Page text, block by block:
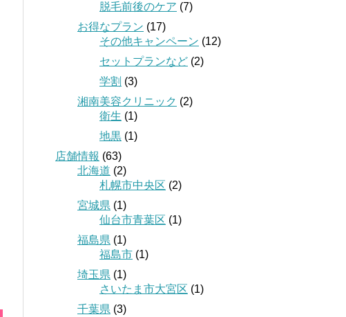
脱毛前後のケア (7)
お得なプラン (17)
その他キャンペーン (12)
セットプランなど (2)
学割 (3)
湘南美容クリニック (2)
衛生 (1)
地黒 (1)
店舗情報 (63)
北海道 (2)
札幌市中央区 (2)
宮城県 (1)
仙台市青葉区 (1)
福島県 (1)
福島市 (1)
埼玉県 (1)
さいたま市大宮区 (1)
千葉県 (3)